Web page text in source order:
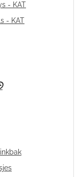
- KAT
- KAT